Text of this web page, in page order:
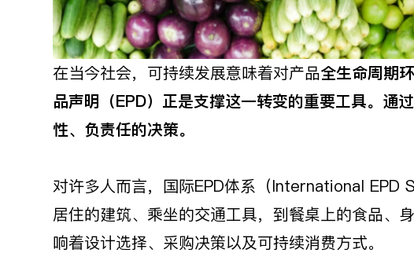
在当今社会，可持续发展意味着对产品全生命周期
品声明（EPD）正是支撑这一转变的重要工具。通
性、负责任的决策。
对许多人而言，国际EPD体系（International EPD
居住的建筑、乘坐的交通工具，到餐桌上的食品、
响着设计选择、采购决策以及可持续消费方式。